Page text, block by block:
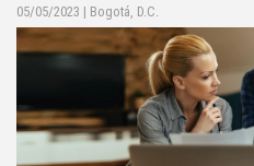
05/05/2023 | Bogotá, D.C.